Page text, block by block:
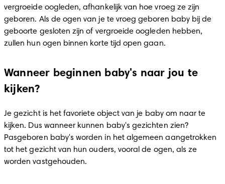
vergroeide oogleden, afhankelijk van hoe vroeg ze zijn
geboren. Als de ogen van je te vroeg geboren baby bij de
geboorte gesloten zijn of vergroeide oogleden hebben,
zullen hun ogen binnen korte tijd open gaan.
Wanneer beginnen baby's naar jou te
kijken?
Je gezicht is het favoriete object van je baby om naar te
kijken. Dus wanneer kunnen baby's gezichten zien?
Pasgeboren baby's worden in het algemeen aangetrokken
tot het gezicht van hun ouders, vooral de ogen, als ze
worden vastgehouden.